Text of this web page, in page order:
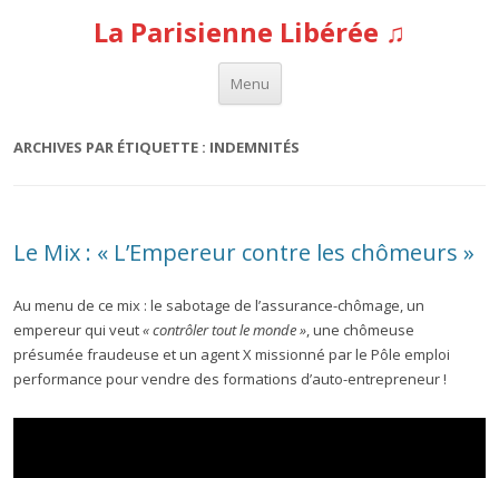
La Parisienne Libérée ♫
Menu
Aller au contenu
ARCHIVES PAR ÉTIQUETTE : INDEMNITÉS
Le Mix : « L’Empereur contre les chômeurs »
Au menu de ce mix : le sabotage de l’assurance-chômage, un
empereur qui veut«contrôler tout le monde », une chômeuse
présumée fraudeuse et un agent X missionné par le Pôle emploi
performance pour vendre des formations d’auto-entrepreneur !